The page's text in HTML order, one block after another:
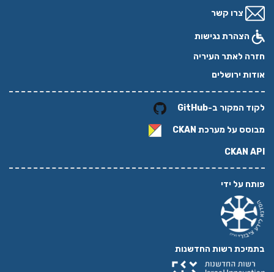
צרו קשר
הצהרת נגישות
חזרה לאתר העיריה
אודות ירושלים
לקוד המקור ב-GitHub
מבוסס על מערכת CKAN
CKAN API
פותח על ידי
בתמיכת רשות החדשנות